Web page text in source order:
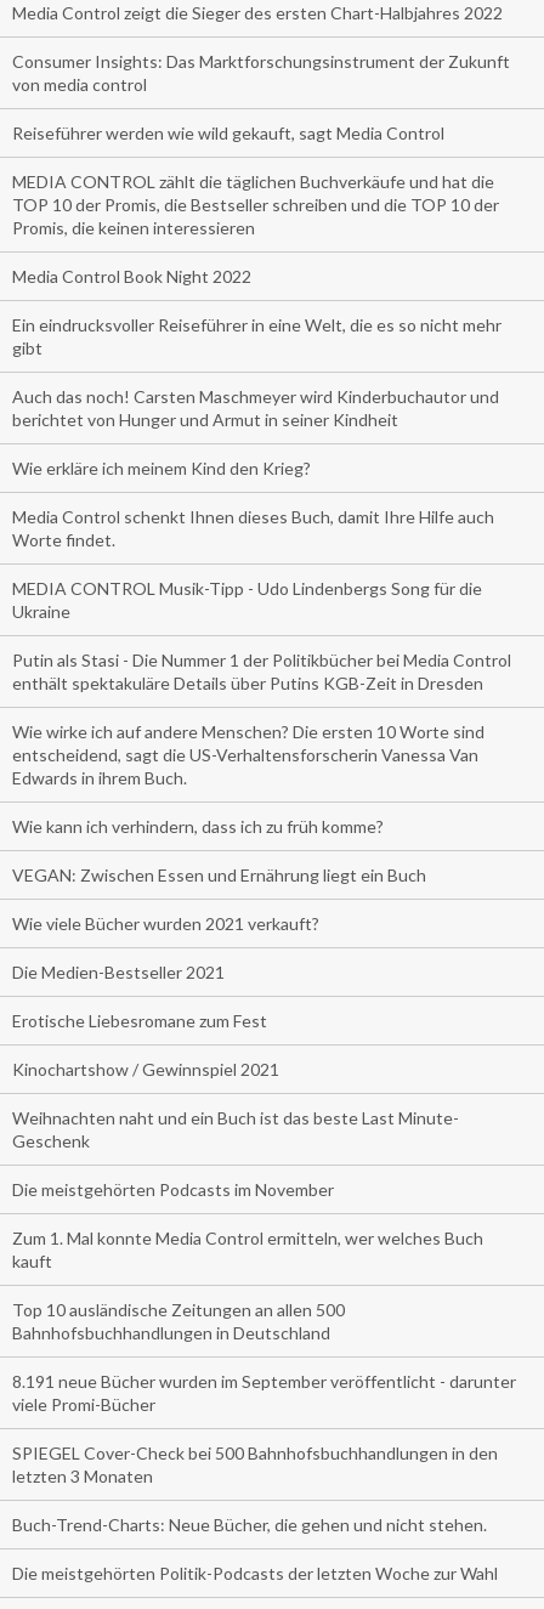
Media Control zeigt die Sieger des ersten Chart-Halbjahres 2022
Consumer Insights: Das Marktforschungsinstrument der Zukunft
von media control
Reiseführer werden wie wild gekauft, sagt Media Control
MEDIA CONTROL zählt die täglichen Buchverkäufe und hat die
TOP 10 der Promis, die Bestseller schreiben und die TOP 10 der
Promis, die keinen interessieren
Media Control Book Night 2022
Ein eindrucksvoller Reiseführer in eine Welt, die es so nicht mehr
gibt
Auch das noch! Carsten Maschmeyer wird Kinderbuchautor und
berichtet von Hunger und Armut in seiner Kindheit
Wie erkläre ich meinem Kind den Krieg?
Media Control schenkt Ihnen dieses Buch, damit Ihre Hilfe auch
Worte findet.
MEDIA CONTROL Musik-Tipp - Udo Lindenbergs Song für die
Ukraine
Putin als Stasi - Die Nummer 1 der Politikbücher bei Media Control
enthält spektakuläre Details über Putins KGB-Zeit in Dresden
Wie wirke ich auf andere Menschen? Die ersten 10 Worte sind
entscheidend, sagt die US-Verhaltensforscherin Vanessa Van
Edwards in ihrem Buch.
Wie kann ich verhindern, dass ich zu früh komme?
VEGAN: Zwischen Essen und Ernährung liegt ein Buch
Wie viele Bücher wurden 2021 verkauft?
Die Medien-Bestseller 2021
Erotische Liebesromane zum Fest
Kinochartshow / Gewinnspiel 2021
Weihnachten naht und ein Buch ist das beste Last Minute-
Geschenk
Die meistgehörten Podcasts im November
Zum 1. Mal konnte Media Control ermitteln, wer welches Buch
kauft
Top 10 ausländische Zeitungen an allen 500
Bahnhofsbuchhandlungen in Deutschland
8.191 neue Bücher wurden im September veröffentlicht - darunter
viele Promi-Bücher
SPIEGEL Cover-Check bei 500 Bahnhofsbuchhandlungen in den
letzten 3 Monaten
Buch-Trend-Charts: Neue Bücher, die gehen und nicht stehen.
Die meistgehörten Politik-Podcasts der letzten Woche zur Wahl